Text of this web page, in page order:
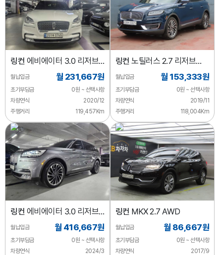
링컨 에비에이터 3.0 리저브
AWD
월납입금 월 231,667원
초기부담금
0원 ~ 선택사항
차량연식
2020/12
주행거리
119,457Km
링컨 노틸러스 2.7 리저브
AWD
월납입금 월 153,333원
초기부담금
0원 ~ 선택사항
차량연식
2019/11
주행거리
118,004Km
링컨 에비에이터 3.0 리저브
AWD
월납입금 월 416,667원
초기부담금
0원 ~ 선택사항
차량연식
2024/3
링컨 MKX 2.7 AWD
월납입금 월 86,667원
초기부담금
0원 ~ 선택사항
차량연식
2017/9